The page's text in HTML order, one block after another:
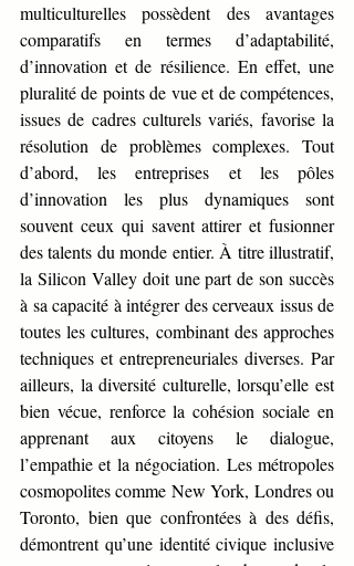
multiculturelles possèdent des avantages
comparatifs en termes d’adaptabilité,
d’innovation et de résilience. En effet, une
pluralité de points de vue et de compétences,
issues de cadres culturels variés, favorise la
résolution de problèmes complexes. Tout
d’abord, les entreprises et les pôles
d’innovation les plus dynamiques sont
souvent ceux qui savent attirer et fusionner
des talents du monde entier. À titre illustratif,
la Silicon Valley doit une part de son succès
à sa capacité à intégrer des cerveaux issus de
toutes les cultures, combinant des approches
techniques et entrepreneuriales diverses. Par
ailleurs, la diversité culturelle, lorsqu’elle est
bien vécue, renforce la cohésion sociale en
apprenant aux citoyens le dialogue,
l’empathie et la négociation. Les métropoles
cosmopolites comme New York, Londres ou
Toronto, bien que confrontées à des défis,
démontrent qu’une identité civique inclusive